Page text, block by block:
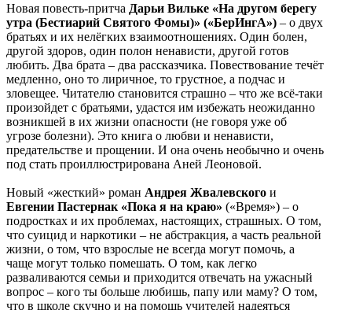
Новая повесть-притча Дарьи Вильке «На другом берегу
утра (Бестиарий Святого Фомы)» («БерИнгА») – о двух
братьях и их нелёгких взаимоотношениях. Один болен,
другой здоров, один полон ненависти, другой готов
любить. Два брата – два рассказчика. Повествование течёт
медленно, оно то лиричное, то грустное, а подчас и
зловещее. Читателю становится страшно – что же всё-таки
произойдет с братьями, удастся им избежать неожиданно
возникшей в их жизни опасности (не говоря уже об
угрозе болезни). Это книга о любви и ненависти,
предательстве и прощении. И она очень необычно и очень
под стать проиллюстрирована Аней Леоновой.
Новый «жесткий» роман Андрея Жвалевского и
Евгении Пастернак «Пока я на краю» («Время») – о
подростках и их проблемах, настоящих, страшных. О том,
что суицид и наркотики – не абстракция, а часть реальной
жизни, о том, что взрослые не всегда могут помочь, а
чаще могут только помешать. О том, как легко
разваливаются семьи и приходится отвечать на ужасный
вопрос – кого ты больше любишь, папу или маму? О том,
что в школе скучно и на помощь учителей надеяться